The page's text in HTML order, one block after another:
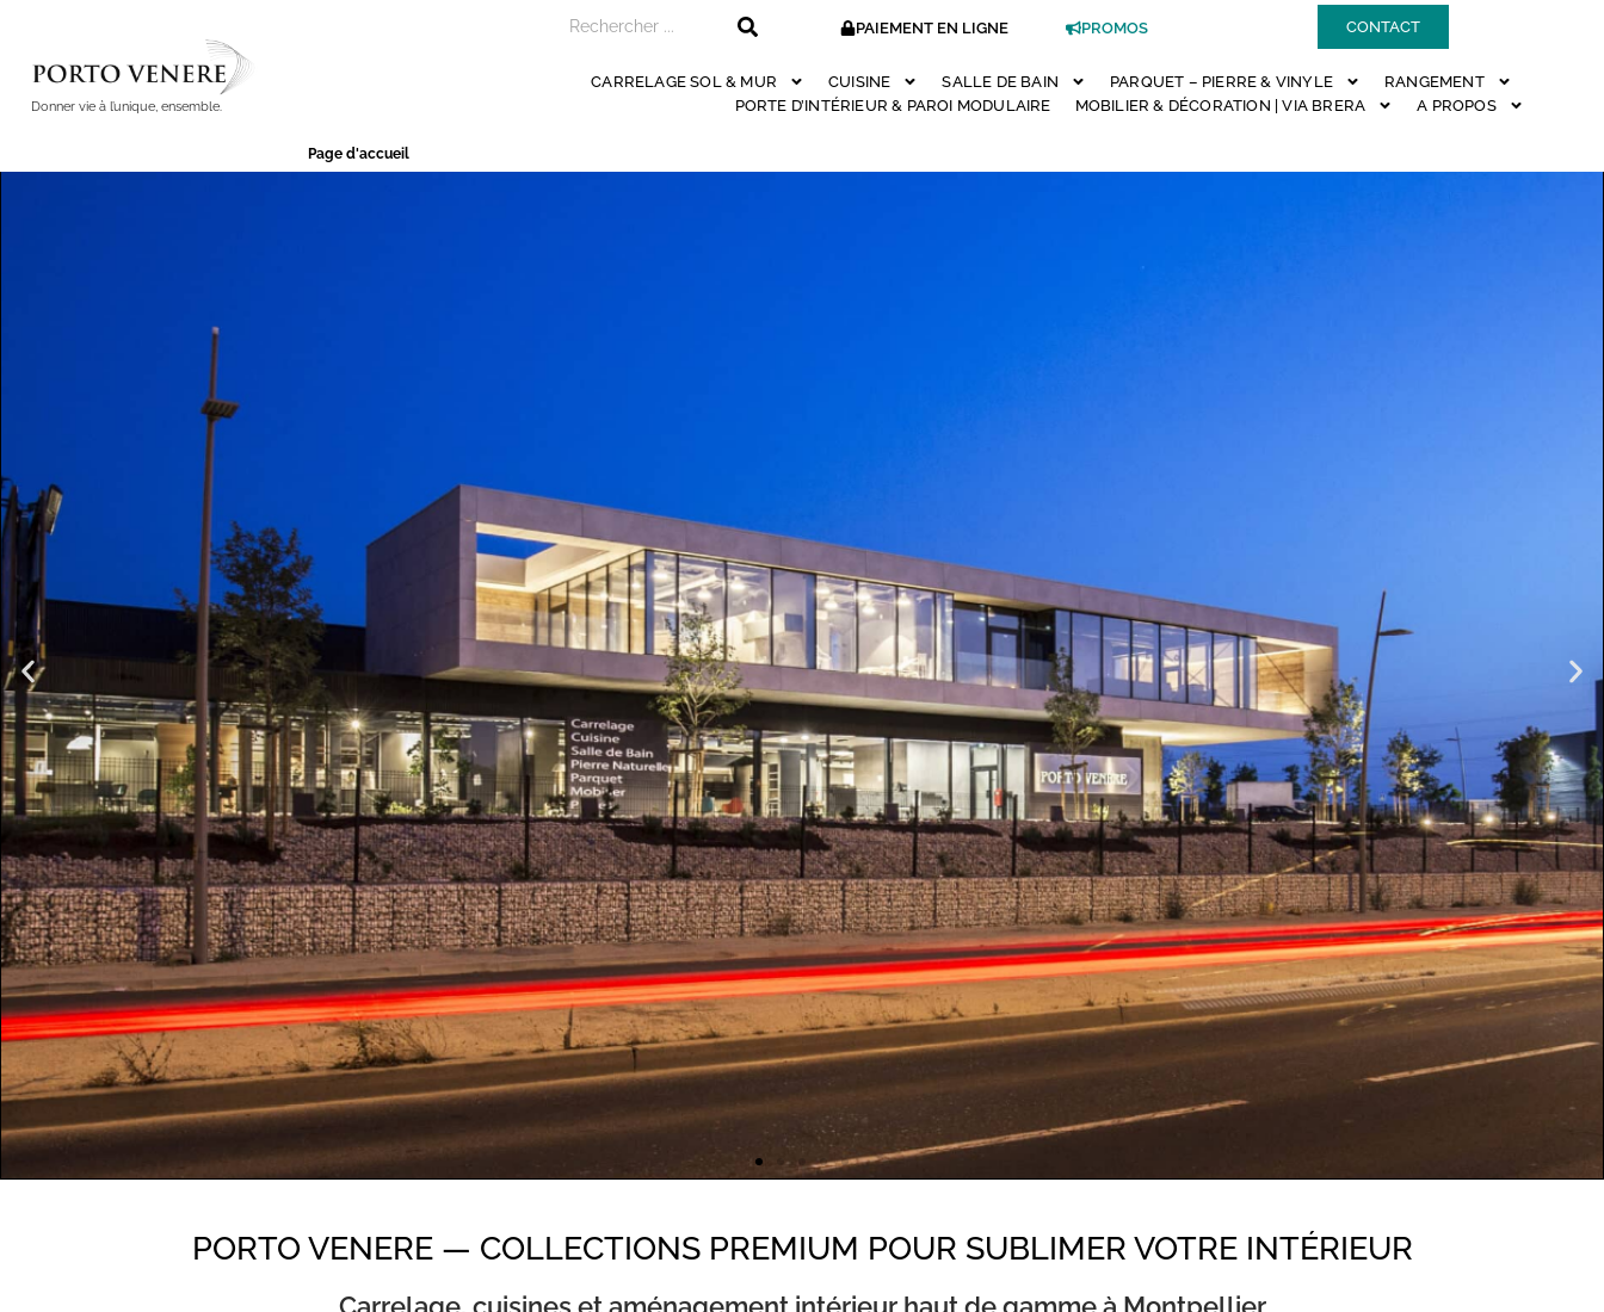
Donner vie à l’unique, ensemble.
PAIEMENT EN LIGNE PROMOS CONTACT
CARRELAGE SOL & MUR CUISINE SALLE DE BAIN PARQUET – PIERRE & VINYLE
RANGEMENT
PORTE D’INTÉRIEUR & PAROI MODULAIRE
MOBILIER & DÉCORATION | VIA BRERA A PROPOS
Page d'accueil
PORTO VENERE — COLLECTIONS PREMIUM POUR SUBLIMER VOTRE INTÉRIEUR